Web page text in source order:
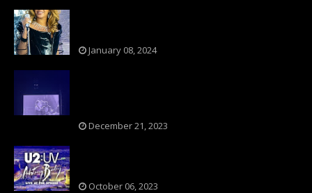
January 08, 2024
December 21, 2023
October 06, 2023